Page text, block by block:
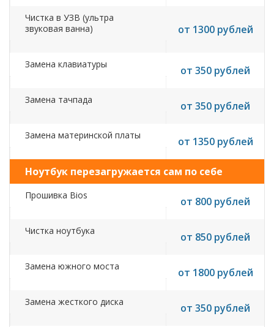
Чистка в УЗВ (ультра
звуковая ванна)
от 1300 рублей
Замена клавиатуры от 350 рублей
Замена тачпада от 350 рублей
Замена материнской платы от 1350 рублей
Ноутбук перезагружается сам по себе
Прошивка Bios от 800 рублей
Чистка ноутбука от 850 рублей
Замена южного моста от 1800 рублей
Замена жесткого диска от 350 рублей